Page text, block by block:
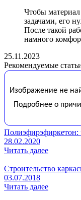
Чтобы
задачами, его
После такой
намного
25.11.2023
Рекомендуемые
Полиэфирэфиркетон:
28.02.2020
Читать далее
Строительство
03.07.2018
Читать далее